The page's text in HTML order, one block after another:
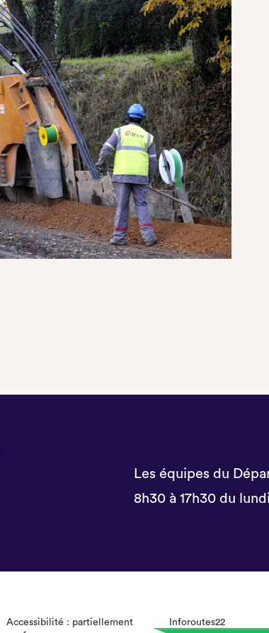
Les équipes du
8h30 à 17h30 du
Accessibilité : partiellement
Inforoutes22